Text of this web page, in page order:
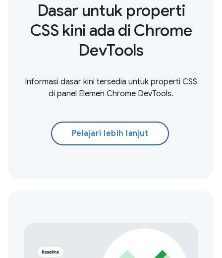
Dasar untuk properti
CSS kini ada di Chrome
DevTools
Informasi dasar kini tersedia untuk properti CSS
di panel Elemen Chrome DevTools.
Pelajari lebih lanjut